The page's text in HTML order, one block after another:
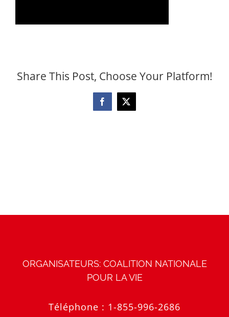
Share This Post, Choose Your Platform!
Facebook
X
ORGANISATEURS: COALITION NATIONALE
POUR LA VIE
Téléphone : 1-855-996-2686